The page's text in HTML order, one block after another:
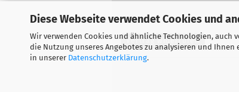
Diese Webseite verwendet Cookies und
Wir verwenden Cookies und ähnliche Technologien,
die Nutzung unseres Angebotes zu analysieren und
in unserer Datenschutzerklärung.
Vertrag widerrufen